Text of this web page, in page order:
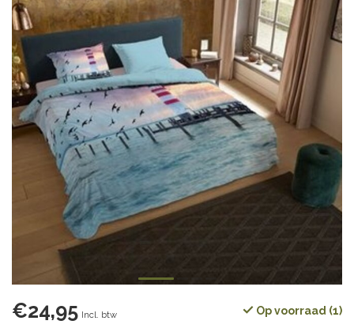
€24,95 Incl. btw Op voorraad (1)